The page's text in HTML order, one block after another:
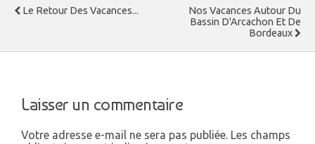
Le Retour Des Vacances...
Nos Vacances Autour Du
Bassin D'Arcachon Et De
Bordeaux
Laisser un commentaire
Votre adresse e-mail ne sera pas publiée. Les champs